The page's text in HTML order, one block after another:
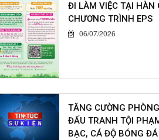
ĐI LÀM VIỆC TẠI HÀN
CHƯƠNG TRÌNH EPS
06/07/2026
TĂNG CƯỜNG
ĐẤU TRANH TỘI
BẠC, CÁ ĐỘ BÓNG